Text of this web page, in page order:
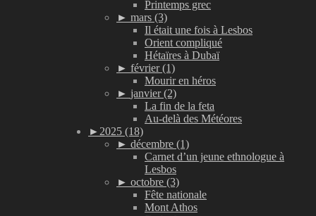
Printemps grec
► mars (3)
Il était une fois à Lesbos
Orient compliqué
Hétaïres à Dubaï
► février (1)
Mourir en héros
► janvier (2)
La fin de la feta
Au-delà des Météores
► 2025 (18)
► décembre (1)
Carnet d’un jeune ethnologue à
Lesbos
► octobre (3)
Fête nationale
Mont Athos